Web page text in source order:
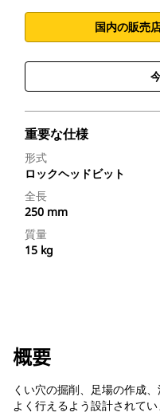
国内の販売
重要な仕様
形式
ロックヘッドビット
全長
250 mm
質量
15 kg
概要
くい穴の掘削、足場の作成
よく行えるよう設計されてい